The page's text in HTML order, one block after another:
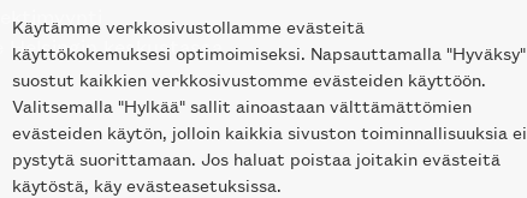
Helsingin keskustassa
Käytämme verkkosivustollamme evästeitä
käyttökokemuksesi optimoimiseksi. Napsauttamalla "Hyväksy"
suostut kaikkien verkkosivustomme evästeiden käyttöön.
Valitsemalla "Hylkää" sallit ainoastaan välttämättömien
evästeiden käytön, jolloin kaikkia sivuston toiminnallisuuksia ei
pystytä suorittamaan. Jos haluat poistaa joitakin evästeitä
käytöstä, käy evästeasetuksissa.